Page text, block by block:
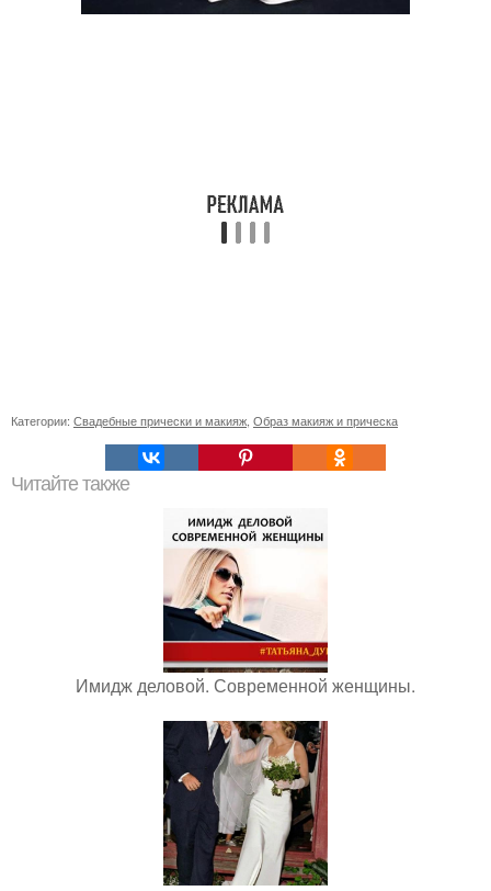
Категории: Свадебные прически и макияж Образ макияж и прическа
Читайте также
Имидж деловой. Современной женщины.